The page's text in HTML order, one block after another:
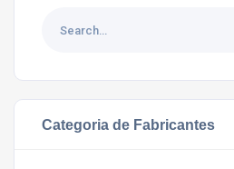
Categoria de Fabricantes